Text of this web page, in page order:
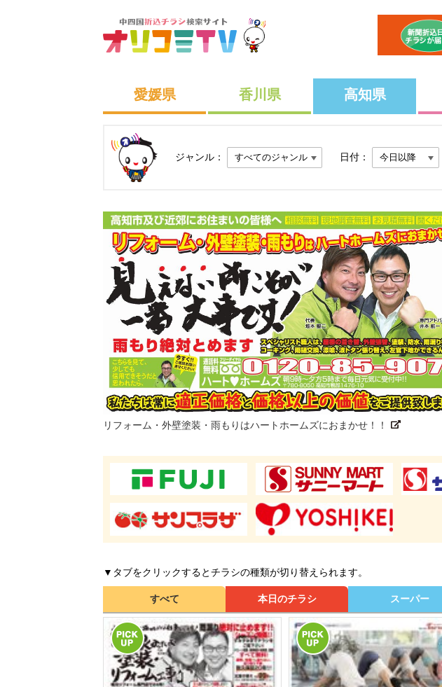
愛媛県 香川県 高知県
ジャンル： 日付：
リフォーム・外壁塗装・雨もりはハートホームズにおまかせ！！
▼タブをクリックするとチラシの種類が切り替えられます。
すべて 本日のチラシ スーパー